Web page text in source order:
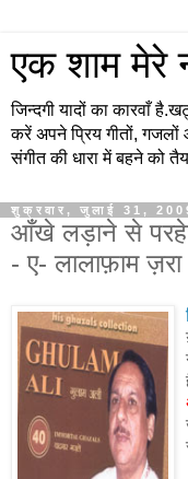
एक शाम मेरे
जिन्दगी यादों का कारवाँ
करें अपने प्रिय गीतों,
संगीत की धारा में बहने को
शुक्रवार, जुलाई 31,
आँखे लड़ाने से
- ए- लालाफ़ाम